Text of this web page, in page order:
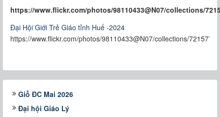
https://www.flickr.com/photos/98110433@N07/collections/
Đại Hội Giới Trẻ Giáo tỉnh Huế -2024
https://www.flickr.com/photos/98110433@N07/collections/
Giỗ ĐC Mai 2026
Đại hội Giáo Lý